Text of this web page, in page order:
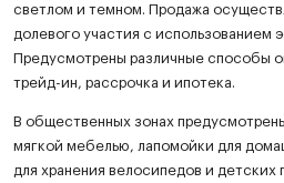
светлом и темном. Продажа
долевого участия с использованием
Предусмотрены различные способы
трейд-ин, рассрочка и ипотека.
В общественных зонах
мягкой мебелью, лапомойки для
для хранения велосипедов и